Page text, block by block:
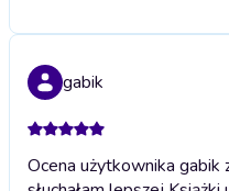
gabik
Ocena użytkownika